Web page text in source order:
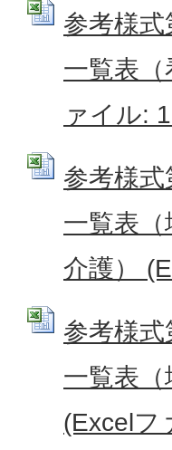
参考様
一覧表
ァイル:
参考様
一覧表
介護）
参考様
一覧表
(Excelフ